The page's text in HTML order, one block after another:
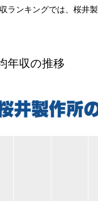
ランキングでは、桜井
年収の推移